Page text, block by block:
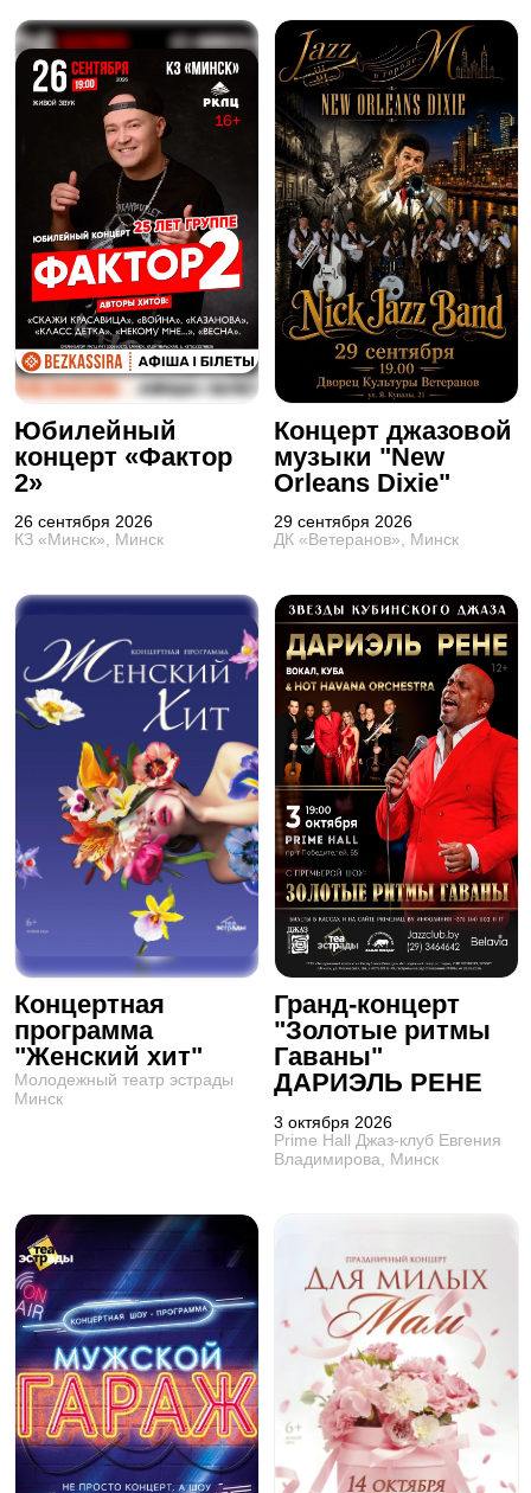
Юбилейный
концерт «Фактор
2»
26 сентября 2026
КЗ «Минск», Минск
Концерт джазовой
музыки "New
Orleans Dixie"
29 сентября 2026
ДК «Ветеранов», Минск
Концертная
программа
"Женский хит"
Молодежный театр эстрады
Минск
Гранд-концерт
"Золотые ритмы
Гаваны"
ДАРИЭЛЬ РЕНЕ
3 октября 2026
Prime Hall Джаз-клуб Евгения
Владимирова, Минск